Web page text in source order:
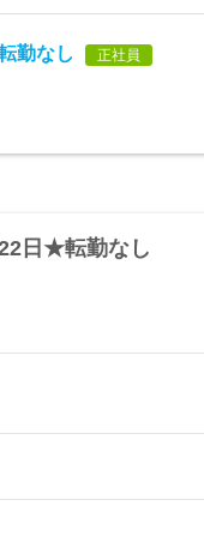
勤なし 正社員
日★転勤なし